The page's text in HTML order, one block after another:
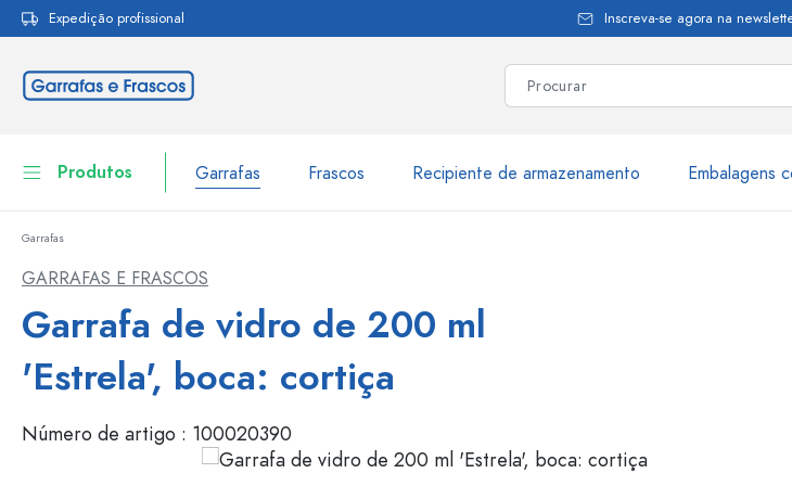
Saltar para a navegação principal
Expedição profissional Inscreva-se agora na
Produtos Garrafas Frascos Recipiente de armazenamento Embalagens
Frascos
Louça de mesa
Embalagens cosméticas
Garrafas por marca
Garrafas com tampa mecânica
Frascos de pulverização
Garrafas
GARRAFAS E FRASCOS
Garrafa de vidro de 200 ml
'Estrela', boca: cortiça
Número de artigo : 100020390